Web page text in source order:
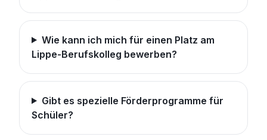
Wie kann ich mich für einen Platz am
Lippe-Berufskolleg bewerben?
Gibt es spezielle Förderprogramme für
Schüler?